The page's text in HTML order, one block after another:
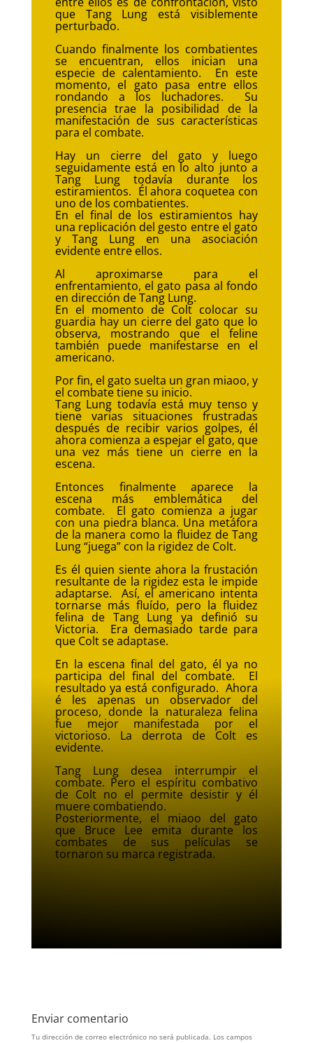
que Tang Lung está visiblemente
perturbado.
Cuando finalmente los combatientes
se encuentran, ellos inician una
especie de calentamiento. En este
momento, el gato pasa entre ellos
rondando a los luchadores. Su
presencia trae la posibilidad de la
manifestación de sus características
para el combate.
Hay un cierre del gato y luego
seguidamente está en lo alto junto a
Tang Lung todavía durante los
estiramientos. Él ahora coquetea con
uno de los combatientes.
En el final de los estiramientos hay
una replicación del gesto entre el gato
y Tang Lung en una asociación
evidente entre ellos.
Al aproximarse para el
enfrentamiento, el gato pasa al fondo
en dirección de Tang Lung.
En el momento de Colt colocar su
guardia hay un cierre del gato que lo
observa, mostrando que el feline
también puede manifestarse en el
americano.
Por fin, el gato suelta un gran miaoo, y
el combate tiene su inicio.
Tang Lung todavía está muy tenso y
tiene varias situaciones frustradas
después de recibir varios golpes, él
ahora comienza a espejar el gato, que
una vez más tiene un cierre en la
escena.
Entonces finalmente aparece la
escena más emblemática del
combate. El gato comienza a jugar
con una piedra blanca. Una metáfora
de la manera como la fluidez de Tang
Lung “juega” con la rigidez de Colt.
Es él quien siente ahora la frustación
resultante de la rigidez esta le impide
adaptarse. Así, el americano intenta
tornarse más fluído, pero la fluidez
felina de Tang Lung ya definió su
Victoria. Era demasiado tarde para
que Colt se adaptase.
En la escena final del gato, él ya no
participa del final del combate. El
resultado ya está configurado. Ahora
é les apenas un observador del
proceso, donde la naturaleza felina
fue mejor manifestada por el
victorioso. La derrota de Colt es
evidente.
Tang Lung desea interrumpir el
combate. Pero el espíritu combativo
de Colt no el permite desistir y él
muere combatiendo.
Posteriormente, el miaoo del gato
que Bruce Lee emita durante los
combates de sus películas se
tornaron su marca registrada.
Enviar comentario
Tu dirección de correo electrónico no será publicada. Los campos